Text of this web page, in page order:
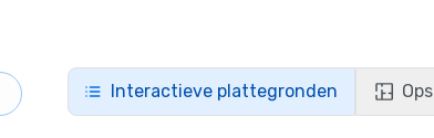
Interactieve plattegronden